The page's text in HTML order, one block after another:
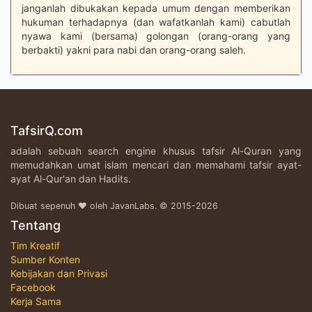
janganlah dibukakan kepada umum dengan memberikan
hukuman terhadapnya (dan wafatkanlah kami) cabutlah
nyawa kami (bersama) golongan (orang-orang yang
berbakti) yakni para nabi dan orang-orang saleh.
TafsirQ.com
adalah sebuah search engine khusus tafsir Al-Quran yang
memudahkan umat islam mencari dan memahami tafsir ayat-
ayat Al-Qur'an dan Hadits.
Dibuat sepenuh ♥ oleh JavanLabs. © 2015-2026
Tentang
Tim Kreatif
Sumber Konten
Kebijakan dan Privasi
Facebook
Kerja Sama